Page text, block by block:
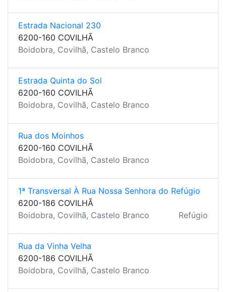
Estrada Nacional 230
6200-160 COVILHÃ
Boidobra, Covilhã, Castelo Branco
Estrada Quinta do Sol
6200-160 COVILHÃ
Boidobra, Covilhã, Castelo Branco
Rua dos Moinhos
6200-160 COVILHÃ
Boidobra, Covilhã, Castelo Branco
1ª Transversal À Rua Nossa Senhora do Refúgio
6200-186 COVILHÃ
Boidobra, Covilhã, Castelo Branco
Refúgio
Rua da Vinha Velha
6200-186 COVILHÃ
Boidobra, Covilhã, Castelo Branco